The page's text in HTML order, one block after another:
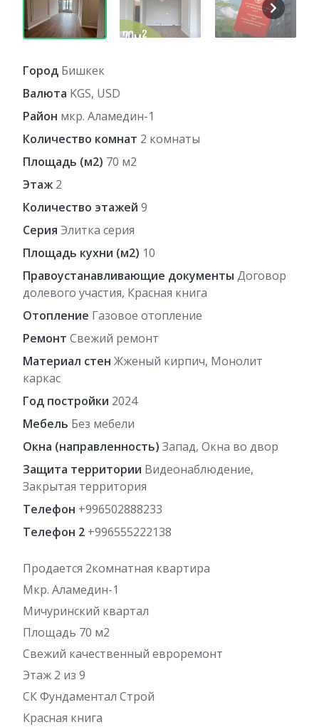
Город Бишкек
Валюта KGS, USD
Район мкр. Аламедин-1
Количество комнат 2 комнаты
Площадь (м2) 70 м2
Этаж2
Количество этажей 9
Серия Элитка серия
Площадь кухни (м2) 10
Правоустанавливающие документы Договор
долевого участия, Красная книга
Отопление Газовое отопление
Ремонт Свежий ремонт
Материал стен Жженый кирпич, Монолит
каркас
Год постройки 2024
Мебель Без мебели
Окна (направленность) Запад, Окна во двор
Защита территории Видеонаблюдение,
Закрытая территория
Телефон +996502888233
Телефон 2 +996555222138
Продается 2комнатная квартира
Мкр. Аламедин-1
Мичуринский квартал
Площадь 70 м2
Свежий качественный евроремонт
Этаж 2 из 9
СК Фундаментал Строй
Красная книга